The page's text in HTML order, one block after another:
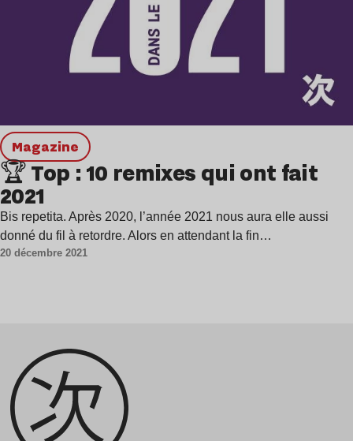
magazine
🏆 Top : 10 remixes qui ont fait
2021
Bis repetita. Après 2020, l’année 2021 nous aura elle aussi
donné du fil à retordre. Alors en attendant la fin…
20 décembre 2021